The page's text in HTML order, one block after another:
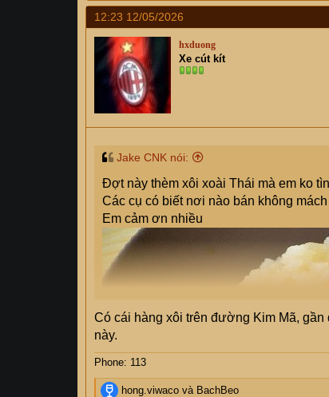
a
c
t
i
o
n
s
:
12:23 12/05/2026
hxduong
Xe cút kít
Jake CNK nói:
Đợt này thèm xôi xoài Thái mà em ko
Các cụ có biết nơi nào bán không
Em cảm ơn nhiều
Có cái hàng xôi trên đường Kim Mã,
này.
Phone: 113
R
hong.viwaco và BachBeo